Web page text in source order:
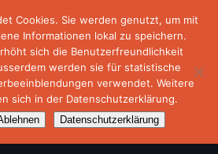
Flughafen von
Cookies. Sie werden genutzt, um mit
Informationen lokal zu speichern.
sich die Benutzerfreundlichkeit
werden sie für statistische
verwendet. Weitere
sich in der Datenschutzerklärung.
Datenschutzerklärung